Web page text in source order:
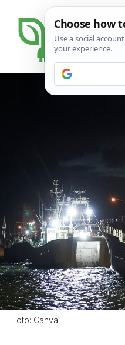
Foto: Canva